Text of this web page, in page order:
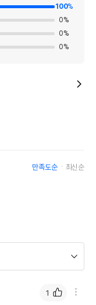
100%
0%
0%
0%
만족도순 최신순
1